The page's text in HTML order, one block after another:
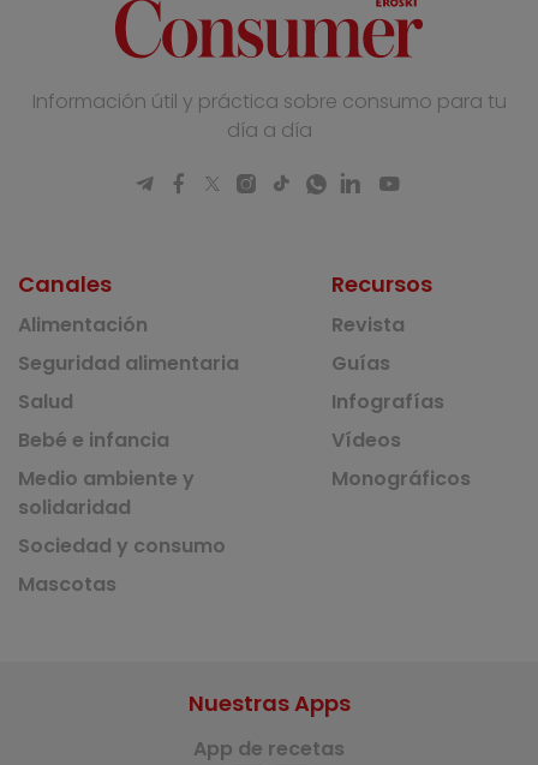
Información útil y práctica sobre consumo para tu
día a día
Canales
Alimentación
Seguridad alimentaria
Salud
Bebé e infancia
Medio ambiente y
solidaridad
Sociedad y consumo
Mascotas
Recursos
Revista
Guías
Infografías
Vídeos
Monográficos
Nuestras Apps
App de recetas